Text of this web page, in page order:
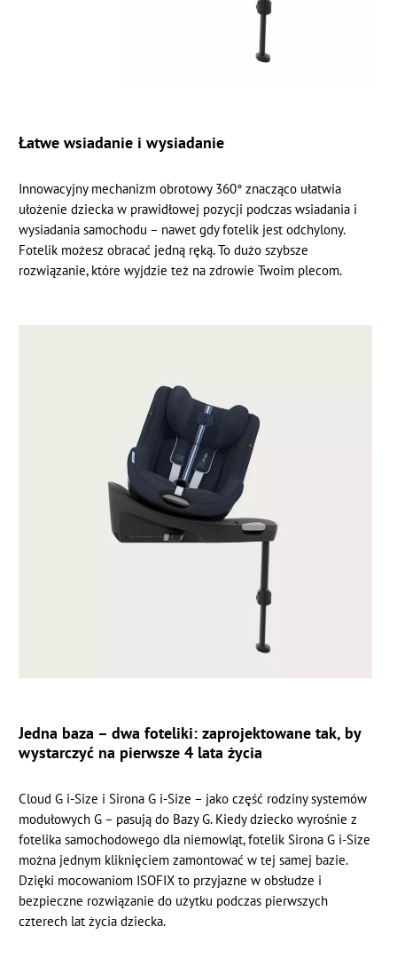
Łatwe wsiadanie i wysiadanie
Innowacyjny mechanizm obrotowy 360° znacząco ułatwia
ułożenie dziecka w prawidłowej pozycji podczas wsiadania i
wysiadania samochodu – nawet gdy fotelik jest odchylony.
Fotelik możesz obracać jedną ręką. To dużo szybsze
rozwiązanie, które wyjdzie też na zdrowie Twoim plecom.
Jedna baza – dwa foteliki: zaprojektowane tak, by
wystarczyć na pierwsze 4 lata życia
Cloud G i-Size i Sirona G i-Size – jako część rodziny systemów
modułowych G – pasują do Bazy G. Kiedy dziecko wyrośnie z
fotelika samochodowego dla niemowląt, fotelik Sirona G i-Size
można jednym kliknięciem zamontować w tej samej bazie.
Dzięki mocowaniom ISOFIX to przyjazne w obsłudze i
bezpieczne rozwiązanie do użytku podczas pierwszych
czterech lat życia dziecka.